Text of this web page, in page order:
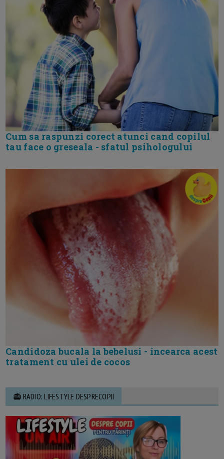
Cum sa raspunzi corect atunci cand copilul
tau face o greseala - sfatul psihologului
Candidoza bucala la bebelusi - incearca acest
tratament cu ulei de cocos
📻 RADIO: LIFESTYLE DESPRECOPII